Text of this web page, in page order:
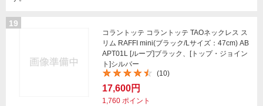
19
コラントッテ コラントッテ TAOネックレス ス
リム RAFFI mini(ブラック/Lサイズ：47cm) AB
APT01L [ループ]ブラック、[トップ・ジョイン
ト]シルバー
(10)
17,600円
1,760 ポイント